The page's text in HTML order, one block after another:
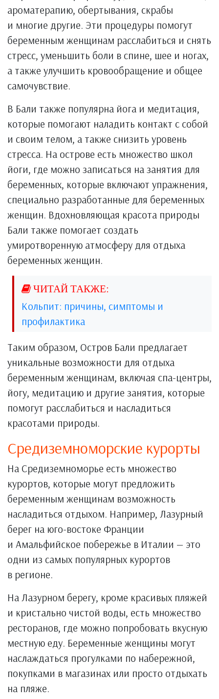
ароматерапию, обертывания, скрабы
и многие другие. Эти процедуры помогут
беременным женщинам расслабиться и снять
стресс, уменьшить боли в спине, шее и ногах,
а также улучшить кровообращение и общее
самочувствие.
В Бали также популярна йога и медитация,
которые помогают наладить контакт с собой
и своим телом, а также снизить уровень
стресса. На острове есть множество школ
йоги, где можно записаться на занятия для
беременных, которые включают упражнения,
специально разработанные для беременных
женщин. Вдохновляющая красота природы
Бали также помогает создать
умиротворенную атмосферу для отдыха
беременных женщин.
Кольпит: причины, симптомы и
профилактика
Таким образом, Остров Бали предлагает
уникальные возможности для отдыха
беременным женщинам, включая спа-центры,
йогу, медитацию и другие занятия, которые
помогут расслабиться и насладиться
красотами природы.
Средиземноморские курорты
На Средиземноморье есть множество
курортов, которые могут предложить
беременным женщинам возможность
насладиться отдыхом. Например, Лазурный
берег на юго-востоке Франции
и Амальфийское побережье в Италии — это
одни из самых популярных курортов
в регионе.
На Лазурном берегу, кроме красивых пляжей
и кристально чистой воды, есть множество
ресторанов, где можно попробовать вкусную
местную еду. Беременные женщины могут
наслаждаться прогулками по набережной,
покупками в магазинах или просто отдыхать
на пляже.